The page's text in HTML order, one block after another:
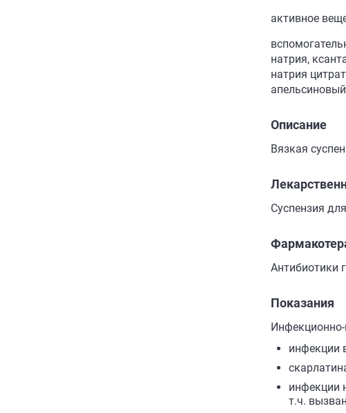
активное
натрия,
натрия
Описание
Вязкая
Суспензия
Антибиотики
Показания
инфекции
инфекции
т.ч.